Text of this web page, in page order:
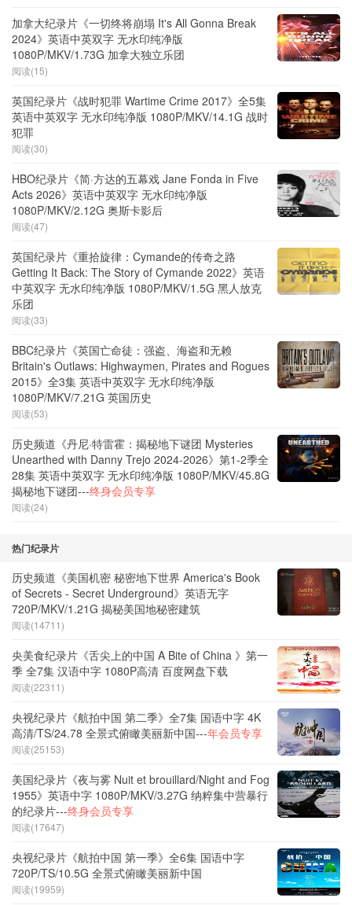
加拿大纪录片《一切终将崩塌 It's All Gonna Break
2024》英语中英双字 无水印纯净版
1080P/MKV/1.73G 加拿大独立乐团
阅读(15)
英国纪录片《战时犯罪 Wartime Crime 2017》全5集
英语中英双字 无水印纯净版 1080P/MKV/14.1G 战时
犯罪
阅读(30)
HBO纪录片《简·方达的五幕戏 Jane Fonda in Five
Acts 2026》英语中英双字 无水印纯净版
1080P/MKV/2.12G 奥斯卡影后
阅读(47)
英国纪录片《重拾旋律：Cymande的传奇之路
Getting It Back: The Story of Cymande 2022》英语
中英双字 无水印纯净版 1080P/MKV/1.5G 黑人放克
乐团
阅读(33)
BBC纪录片《英国亡命徒：强盗、海盗和无赖
Britain's Outlaws: Highwaymen, Pirates and Rogues
2015》全3集 英语中英双字 无水印纯净版
1080P/MKV/7.21G 英国历史
阅读(53)
历史频道《丹尼·特雷霍：揭秘地下谜团 Mysteries
Unearthed with Danny Trejo 2024-2026》第1-2季全
28集 英语中英双字 无水印纯净版 1080P/MKV/45.8G
揭秘地下谜团---终身会员专享
阅读(24)
热门纪录片
历史频道《美国机密 秘密地下世界 America's Book
of Secrets - Secret Underground》英语无字
720P/MKV/1.21G 揭秘美国地秘密建筑
阅读(14711)
央美食纪录片《舌尖上的中国 A Bite of China 》第一
季 全7集 汉语中字 1080P高清 百度网盘下载
阅读(22311)
央视纪录片《航拍中国 第二季》全7集 国语中字 4K
高清/TS/24.78 全景式俯瞰美丽新中国---年会员专享
阅读(25153)
美国纪录片《夜与雾 Nuit et brouillard/Night and Fog
1955》英语中字 1080P/MKV/3.27G 纳粹集中营暴行
的纪录片---终身会员专享
阅读(17647)
央视纪录片《航拍中国 第一季》全6集 国语中字
720P/TS/10.5G 全景式俯瞰美丽新中国
阅读(19959)